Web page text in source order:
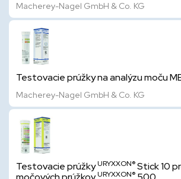
Macherey-Nagel GmbH & Co. KG
Testovacie prúžky na analýzu moču
Macherey-Nagel GmbH & Co. KG
Testovacie prúžkyURYXXON®Stick 10
URYXXON®